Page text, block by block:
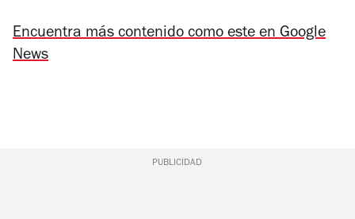
Encuentra más contenido como este en Google
News
PUBLICIDAD